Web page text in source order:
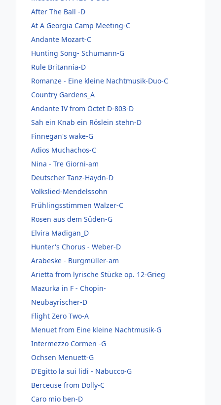
After The Ball -D
At A Georgia Camp Meeting-C
Andante Mozart-C
Hunting Song- Schumann-G
Rule Britannia-D
Romanze - Eine kleine Nachtmusik-Duo-C
Country Gardens_A
Andante IV from Octet D-803-D
Sah ein Knab ein Röslein stehn-D
Finnegan's wake-G
Adios Muchachos-C
Nina - Tre Giorni-am
Deutscher Tanz-Haydn-D
Volkslied-Mendelssohn
Frühlingsstimmen Walzer-C
Rosen aus dem Süden-G
Elvira Madigan_D
Hunter's Chorus - Weber-D
Arabeske - Burgmüller-am
Arietta from lyrische Stücke op. 12-Grieg
Mazurka in F - Chopin-
Neubayrischer-D
Flight Zero Two-A
Menuet from Eine kleine Nachtmusik-G
Intermezzo Cormen -G
Ochsen Menuett-G
D'Egitto la sui lidi - Nabucco-G
Berceuse from Dolly-C
Caro mio ben-D